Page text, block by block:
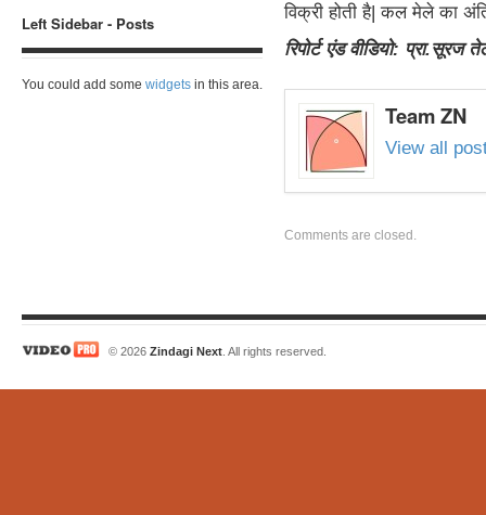
Left Sidebar - Posts
You could add some widgets in this area.
विक्री होती है| कल मेले का
रिपोर्ट एंड वीडियो: प्रा.सूरज
Team ZN
View all
Comments are closed.
© 2026 Zindagi Next . All rights reserved.